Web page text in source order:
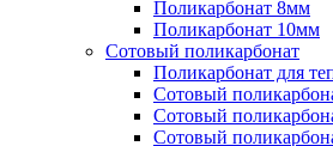
Поликарбонат 8мм
Поликарбонат 10мм
Сотовый поликарбонат
Поликарбонат для
Сотовый
Сотовый
Сотовый